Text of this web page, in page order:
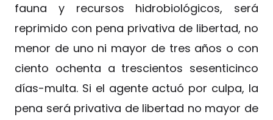
fauna y recursos hidrobiológicos, será
reprimido con pena privativa de libertad, no
menor de uno ni mayor de tres años o con
ciento ochenta a trescientos sesenticinco
días-multa. Si el agente actuó por culpa, la
pena será privativa de libertad no mayor de